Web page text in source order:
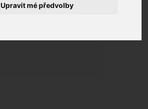
Upravit mé předvolby